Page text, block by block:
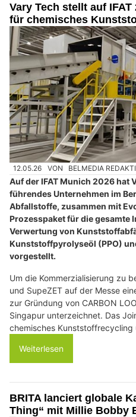
Vary Tech stellt auf
für chemisches
12.05.26 VON BELMEDIA
Auf der IFAT Munich 2026 hat
führendes Unternehmen im
Abfallstoffe, zusammen mit
Prozesspaket für die gesamte
Verwertung von
Kunststoffpyrolyseöl (PPO)
vorgestellt.
Um die Kommerzialisierung zu
und SupeZET auf der Messe
zur Gründung von CARBON
Singapur unterzeichnet. Das
chemisches Kunststoffrecycling
Weiterlesen
BRITA lanciert globale
Thing“ mit Millie Bobby